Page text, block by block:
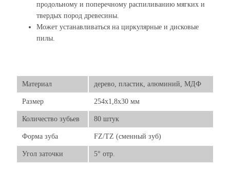
продольному и поперечному распиливанию мягких и
твердых пород древесины.
Может устанавливаться на циркулярные и дисковые
пилы.
Материал дерево, пластик, алюминий, МДФ
Размер 254х1,8х30 мм
Количество зубьев 80 штук
Форма зуба FZ/TZ (сменный зуб)
Угол заточки 5° отр.